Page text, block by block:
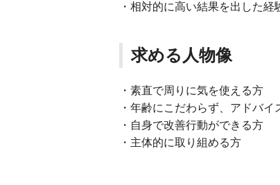
・相対的に高い結果を出した経
求める人物像
・素直で周りに気を使える方
・年齢にこだわらず、アドバ
・自身で改善行動ができる方
・主体的に取り組める方